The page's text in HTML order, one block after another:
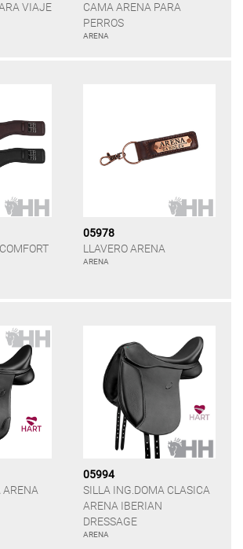
VIAJE
CAMA ARENA PARA
PERROS
ARENA
05978
LLAVERO ARENA
ARENA
ARENA
05994
SILLA ING.DOMA CLASICA
ARENA IBERIAN
DRESSAGE
ARENA